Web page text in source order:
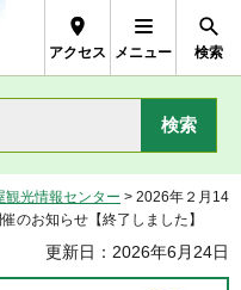
アクセス メニュー 検索
観光情報センター > 2026年２月14
のお知らせ【終了しました】
更新日：2026年6月24日